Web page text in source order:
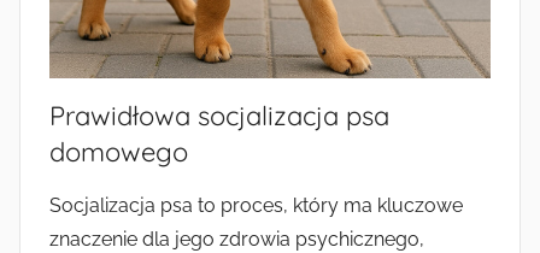
Prawidłowa socjalizacja psa
domowego
Socjalizacja psa to proces, który ma kluczowe
znaczenie dla jego zdrowia psychicznego,